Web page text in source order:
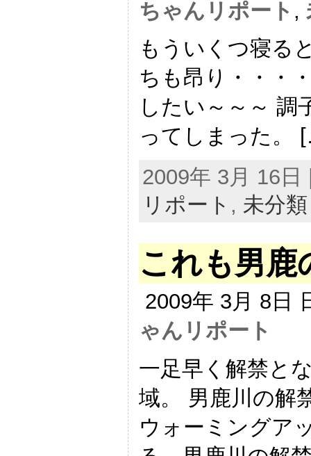
ちゃんリポート ,
もういくつ寝る
ちも昂り・・・
したい～～～ 調
ってしまった。
2009年 3月 16
リポート , 未分類
これも男鹿
2009年 3月 8日
ゃんリポート
一足早く解禁と
域。 男鹿川の解
ウォーミングア